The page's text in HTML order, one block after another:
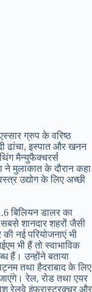
ग्रुप के वरिष्ठ
ढांचा, इस्पात और खनन
मैन्युफैक्चरर्स
ने मुलाकात के दौरान कहा
उद्योग के लिए अच्छी
बिलियन डालर का
शानदार शहरों जैसी
नई परियोजनाएं भी
भी हैं तो स्वाभाविक
हैं। उन्होंने बताया
तथा हैदराबाद के लिए
रेल, रोड तथा एयर
रेलवे इंफ्रास्ट्रक्चर और